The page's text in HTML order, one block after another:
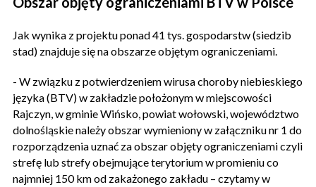
Jak wynika z projektu ponad 41 tys. gospodarstw (siedzib
stad) znajduje się na obszarze objętym ograniczeniami.
- W związku z potwierdzeniem wirusa choroby niebieskiego
języka (BTV) w zakładzie położonym w miejscowości
Rajczyn, w gminie Wińsko, powiat wołowski, województwo
dolnośląskie należy obszar wymieniony w załączniku nr 1 do
rozporządzenia uznać za obszar objęty ograniczeniami czyli
strefę lub strefy obejmujące terytorium w promieniu co
najmniej 150 km od zakażonego zakładu – czytamy w